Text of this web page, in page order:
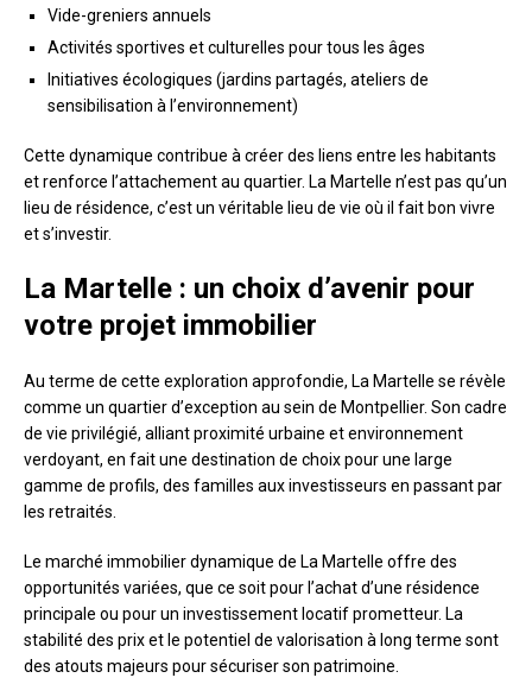
Vide-greniers annuels
Activités sportives et culturelles pour tous les âges
Initiatives écologiques (jardins partagés, ateliers de
sensibilisation à l’environnement)
Cette dynamique contribue à créer des liens entre les habitants
et renforce l’attachement au quartier. La Martelle n’est pas qu’un
lieu de résidence, c’est un véritable lieu de vie où il fait bon vivre
et s’investir.
La Martelle : un choix d’avenir pour
votre projet immobilier
Au terme de cette exploration approfondie, La Martelle se révèle
comme un quartier d’exception au sein de Montpellier. Son cadre
de vie privilégié, alliant proximité urbaine et environnement
verdoyant, en fait une destination de choix pour une large
gamme de profils, des familles aux investisseurs en passant par
les retraités.
Le marché immobilier dynamique de La Martelle offre des
opportunités variées, que ce soit pour l’achat d’une résidence
principale ou pour un investissement locatif prometteur. La
stabilité des prix et le potentiel de valorisation à long terme sont
des atouts majeurs pour sécuriser son patrimoine.